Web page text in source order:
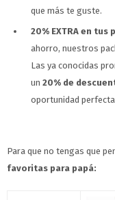
que más te guste.
20% EXTRA en
ahorro, nuestros
Las ya conocidas
un 20% de
oportunidad
Para que no tengas que
favoritas para papá: